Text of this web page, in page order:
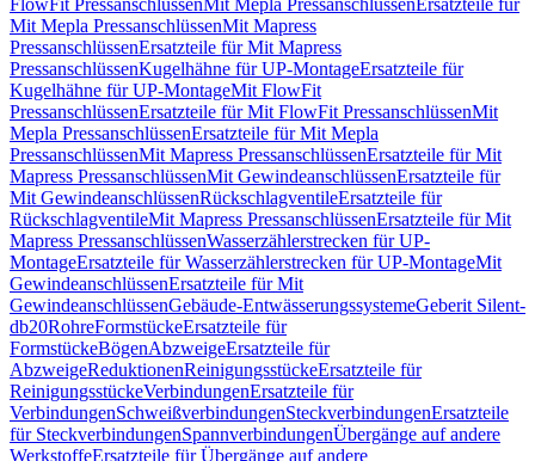
FlowFit PressanschlüssenMit Mepla PressanschlüssenErsatzteile für
Mit Mepla PressanschlüssenMit Mapress
PressanschlüssenErsatzteile für Mit Mapress
PressanschlüssenKugelhähne für UP-MontageErsatzteile für
Kugelhähne für UP-MontageMit FlowFit
PressanschlüssenErsatzteile für Mit FlowFit PressanschlüssenMit
Mepla PressanschlüssenErsatzteile für Mit Mepla
PressanschlüssenMit Mapress PressanschlüssenErsatzteile für Mit
Mapress PressanschlüssenMit GewindeanschlüssenErsatzteile für
Mit GewindeanschlüssenRückschlagventileErsatzteile für
RückschlagventileMit Mapress PressanschlüssenErsatzteile für Mit
Mapress PressanschlüssenWasserzählerstrecken für UP-
MontageErsatzteile für Wasserzählerstrecken für UP-MontageMit
GewindeanschlüssenErsatzteile für Mit
GewindeanschlüssenGebäude-EntwässerungssystemeGeberit Silent-
db20RohreFormstückeErsatzteile für
FormstückeBögenAbzweigeErsatzteile für
AbzweigeReduktionenReinigungsstückeErsatzteile für
ReinigungsstückeVerbindungenErsatzteile für
VerbindungenSchweißverbindungenSteckverbindungenErsatzteile
für SteckverbindungenSpannverbindungenÜbergänge auf andere
WerkstoffeErsatzteile für Übergänge auf andere